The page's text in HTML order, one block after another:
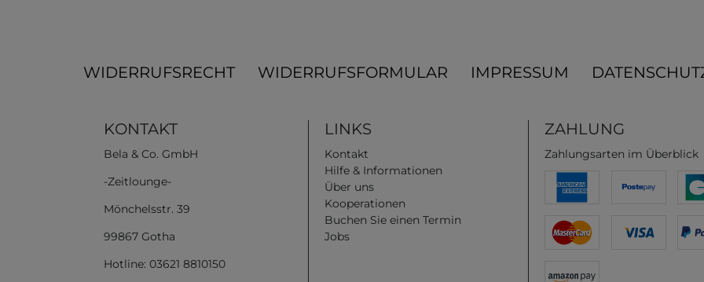
WIDERRUFSRECHT WIDERRUFSFORMULAR IMPRESSUM
KONTAKT
Bela & Co. GmbH
-Zeitlounge-
Mönchelsstr. 39
99867 Gotha
Hotline: 03621 8810150
LINKS
Kontakt
Hilfe & Informationen
Über uns
Kooperationen
Buchen Sie einen Termin
Jobs
ZAHLUNG
Zahlungsarten im Überblick